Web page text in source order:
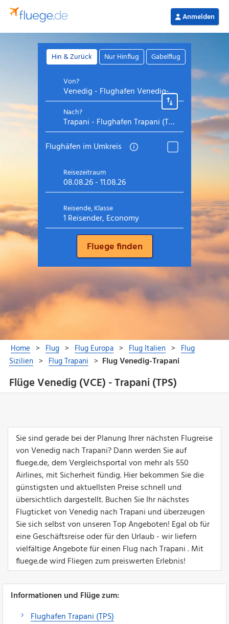
Flüge Venedig (VCE) - Trapani (TPS)
Sie sind gerade bei der Planung Ihrer nächsten Flugreise
von Venedig nach Trapani? Dann werden Sie auf
fluege.de, dem Vergleichsportal von mehr als 550
Airlines, mit Sicherheit fündig. Hier bekommen Sie die
günstigsten und aktuellsten Preise schnell und
übersichtlich dargestellt. Buchen Sie Ihr nächstes
Flugticket von Venedig nach Trapani und überzeugen
Sie sich selbst von unseren Top Angeboten! Egal ob für
eine Geschäftsreise oder für den Urlaub - wir liefern
vielfältige Angebote für einen Flug nach Trapani . Mit
fluege.de wird Fliegen zum preiswerten Erlebnis!
Informationen und Flüge zum:
Flughafen Trapani (TPS)